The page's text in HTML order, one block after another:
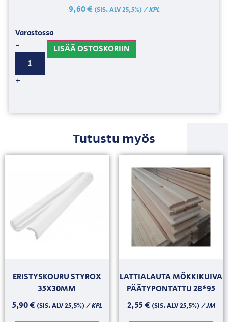
9,60€ (SIS. ALV 25,5%)/ KPL
Varastossa
-
+
LISÄÄ OSTOSKORIIN
Tutustu myös
ERISTYSKOURU STYROX
35X30MM
5,90€ (SIS. ALV 25,5%)/ KPL
LATTIALAUTA MÖKKIKUIVA
PÄÄTYPONTATTU 28*95
2,55€ (SIS. ALV 25,5%)/ JM